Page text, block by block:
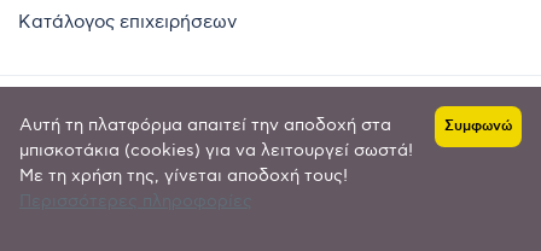
Κατάλογος επιχειρήσεων
Copyright © 2024 by
Goldensites
Αυτή τη πλατφόρμα απαιτεί την αποδοχή στα
μπισκοτάκια (cookies) για να λειτουργεί σωστά!
Με τη χρήση της, γίνεται αποδοχή τους!
Συμφωνώ